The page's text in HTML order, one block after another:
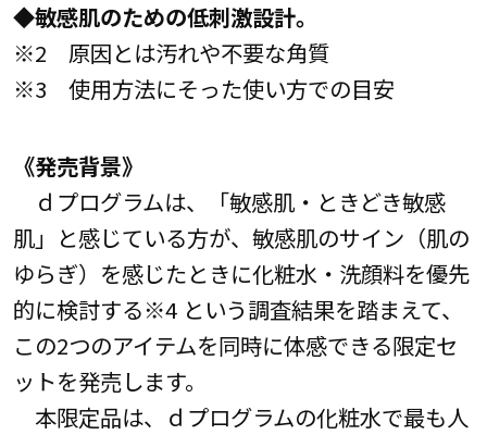
◆敏感肌のための低刺激設計。
※2 原因とは汚れや不要な角質
※3 使用方法にそった使い方での目安
《発売背景》
ｄプログラムは、「敏感肌・ときどき敏感
肌」と感じている方が、敏感肌のサイン（肌の
ゆらぎ）を感じたときに化粧水・洗顔料を優先
的に検討する※4 という調査結果を踏まえて、
この2つのアイテムを同時に体感できる限定セ
ットを発売します。
本限定品は、ｄプログラムの化粧水で最も人